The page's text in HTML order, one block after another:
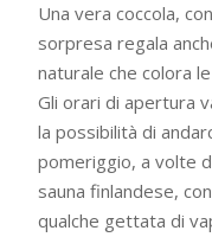
Una vera coccola,
sorpresa regala
naturale che colora
Gli orari di apertura
la possibilità di
pomeriggio, a volte
sauna finlandese,
qualche gettata di